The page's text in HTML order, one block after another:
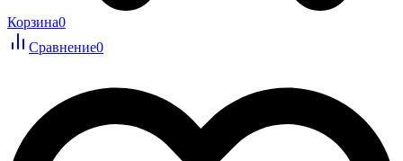
Корзина0
Сравнение0